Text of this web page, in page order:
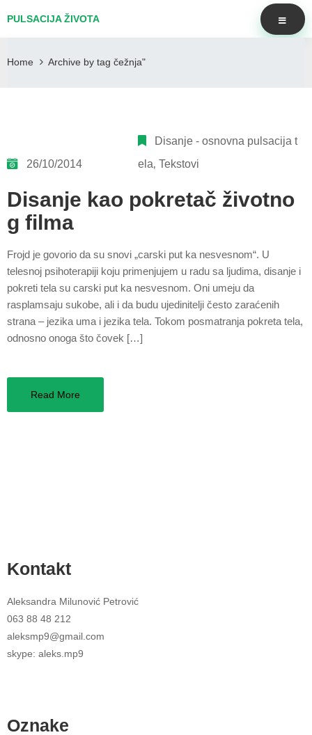
PULSACIJA ŽIVOTA
Home Archive by tag čežnja"
26/10/2014
Disanje - osnovna pulsacija t
ela‚Tekstovi
Disanje kao pokretač životno
g filma
Frojd je govorio da su snovi „carski put ka nesvesnom“. U
telesnoj psihoterapiji koju primenjujem u radu sa ljudima, disanje i
pokreti tela su carski put ka nesvesnom. Oni umeju da
rasplamsaju sukobe, ali i da budu ujedinitelji često zaraćenih
strana – jezika uma i jezika tela. Tokom posmatranja pokreta tela,
odnosno onoga što čovek […]
Read More
Kontakt
Aleksandra Milunović Petrović
063 88 48 212
aleksmp9@gmail.com
skype: aleks.mp9
Oznake